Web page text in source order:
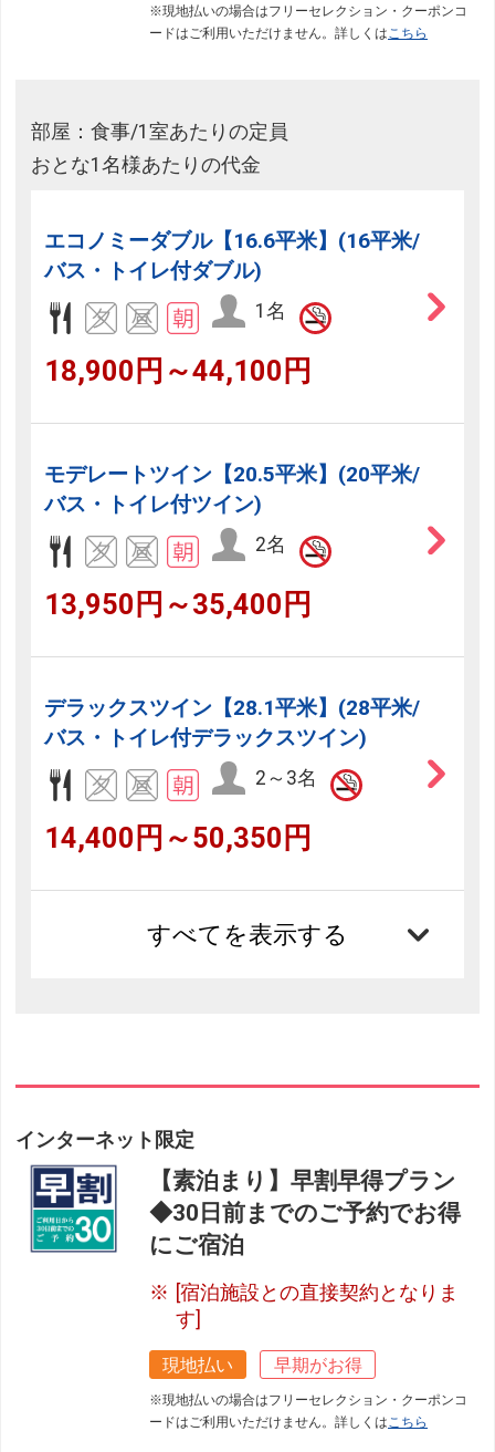
※現地払いの場合はフリーセレクション・クーポンコ
ードはご利用いただけません。詳しくはこちら
部屋：食事/1室あたりの定員
おとな1名様あたりの代金
エコノミーダブル【16.6平米】(16平米/
バス・トイレ付ダブル)
1名
18,900円～44,100円
モデレートツイン【20.5平米】(20平米/
バス・トイレ付ツイン)
2名
13,950円～35,400円
デラックスツイン【28.1平米】(28平米/
バス・トイレ付デラックスツイン)
2～3名
14,400円～50,350円
すべてを表示する
インターネット限定
【素泊まり】早割早得プラン
◆30日前までのご予約でお得
にご宿泊
[宿泊施設との直接契約となりま
す]
現地払い 早期がお得
※現地払いの場合はフリーセレクション・クーポンコ
ードはご利用いただけません。詳しくはこちら